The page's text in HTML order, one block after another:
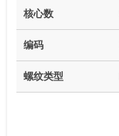
核心数
编码
螺纹类型